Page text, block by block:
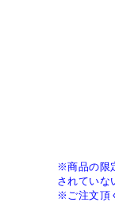
※商品の限
されていな
※ご注文頂